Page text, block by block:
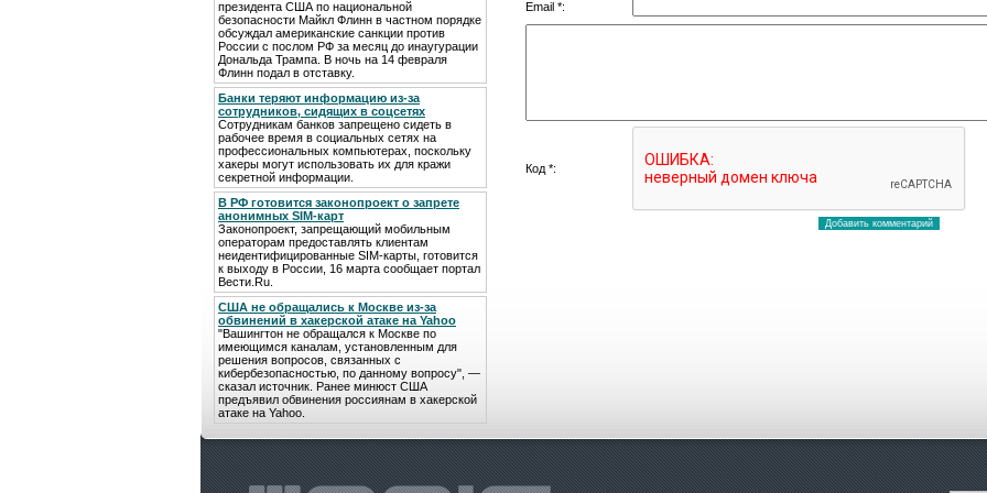
президента США по национальной
безопасности Майкл Флинн в частном порядке
обсуждал американские санкции против
России с послом РФ за месяц до инаугурации
Дональда Трампа. В ночь на 14 февраля
Флинн подал в отставку.
Банки теряют информацию из-за
сотрудников, сидящих в соцсетях
Сотрудникам банков запрещено сидеть в
рабочее время в социальных сетях на
профессиональных компьютерах, поскольку
хакеры могут использовать их для кражи
секретной информации.
В РФ готовится законопроект о запрете
анонимных SIM-карт
Законопроект, запрещающий мобильным
операторам предоставлять клиентам
неидентифицированные SIM-карты, готовится
к выходу в России, 16 марта сообщает портал
Вести.Ru.
США не обращались к Москве из-за
обвинений в хакерской атаке на Yahoo
"Вашингтон не обращался к Москве по
имеющимся каналам, установленным для
решения вопросов, связанных с
кибербезопасностью, по данному вопросу", —
сказал источник. Ранее минюст США
предъявил обвинения россиянам в хакерской
атаке на Yahoo.
Email *:
Код *: